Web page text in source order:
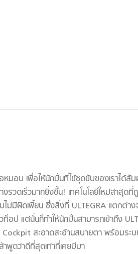
หมอบ เพื่อให้นักปั่นที่ใช้ชุดขับของเราได้สั
วดเร็วมากยิ่งขึ้น! เทคโนโลยีใหม่ล่าสุดที่
ม่มีผิดเพี้ยน ซึ่งสิ่งที่ ULTEGRA แตกต่าง
อป แต่นั่นก็ทำให้นักปั่นสามารถเข้าถึง
สะอาดสะอ้านสบายตา พร้อมระบ
าพูดว่าดีที่สุดเท่าที่เคยมีมา